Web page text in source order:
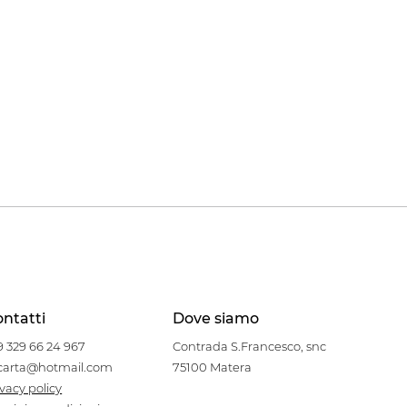
Dove siamo
329 66 24 967
policy
Contrada S.Francesco, snc
75100 Matera